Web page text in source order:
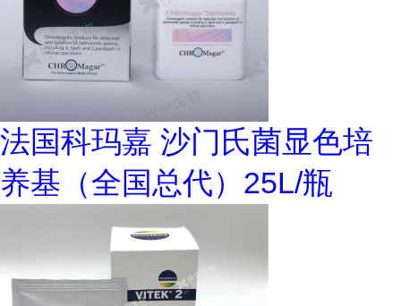
法国科玛嘉 沙门氏菌显色培
养基（全国总代）25L/瓶